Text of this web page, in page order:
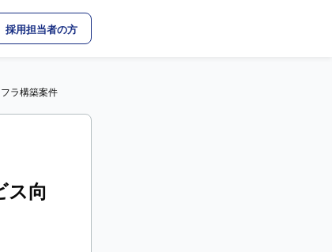
採用担当者の方
ラ構築案件
ス向